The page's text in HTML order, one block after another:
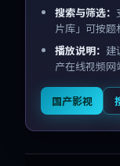
搜索与筛选：
片库」可按题
播放说明： 建
产在线视频网
国产影视